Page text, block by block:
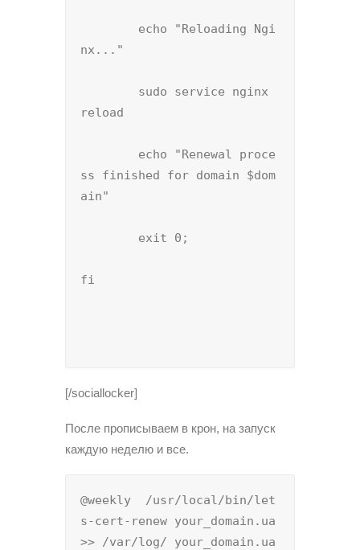
echo "Reloading Ngi
nx..."
sudo service nginx
reload
echo "Renewal proce
ss finished for domain $dom
ain"
exit 0;
fi
[/sociallocker]
После прописываем в крон, на запуск
каждую неделю и все.
@weekly  /usr/local/bin/let
s-cert-renew your_domain.ua
>> /var/log/ your_domain.ua